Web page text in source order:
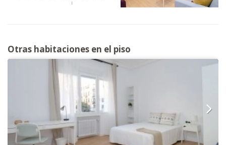
Otras habitaciones en el piso